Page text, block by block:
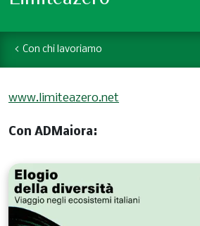
Con chi lavoriamo
www.limiteazero.net
Con ADMaiora: